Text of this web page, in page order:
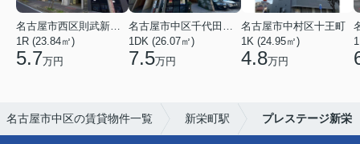
名古屋市西区則武新町３丁目
1R (23.84㎡)
5.7万円
名古屋市中区千代田４丁目
1DK (26.07㎡)
7.5万円
名古屋市中村区十王町
1K (24.95㎡)
4.8万円
名古屋市中区の賃貸物件一覧 新栄町駅 プレステージ新栄